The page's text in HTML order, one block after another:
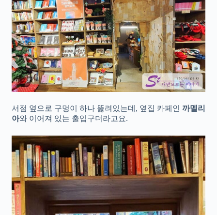
서점 옆으로 구멍이 하나 뚫려있는데, 옆집 카페인 까멜리
아와 이어져 있는 출입구더라고요.